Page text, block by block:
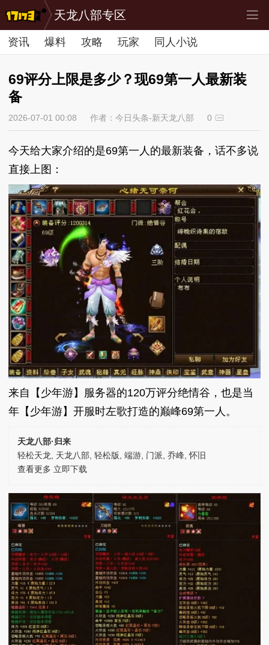
天龙八部专区
资讯 爆料 攻略 玩家 同人小说
69评分上限是多少？现69第一人最新装
备
2026-07-01 00:08 作者：今日头条-新天龙八部 0
今天给大家介绍的是69第一人的最新装备，话不多说
直接上图：
来自【少年游】服务器的120万评分绝情谷，也是当
年【少年游】开服时左歌打造的巅峰69第一人。
天龙八部·归来
轻松天龙, 天龙八部, 轻松版, 端游, 门派, 乔峰, 怀旧
查看更多 立即下载